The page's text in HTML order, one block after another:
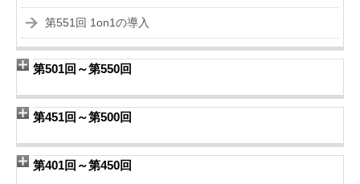
第551回 1on1の導入
第501回～第550回
第451回～第500回
第401回～第450回